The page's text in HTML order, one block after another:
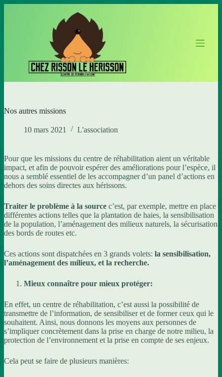
c
e
Nos autres missions
10 mars 2021 L'association
Pour que les missions du centre de réhabilitation aient un véritable
impact, et afin de pouvoir espérer des améliorations pour l’espèce, il
nous a semblé essentiel de les accompagner d’un panel d’actions en
dehors des soins directes aux hérissons.
Traiter le problème à la source c’est, par exemple, mettre en place
différentes actions telles que la plantation de haies, la sensibilisation
de la population, l’aménagement des milieux naturels, la sécurisation
des bords de routes etc.
Ces actions sont dispatchées en 3 grands volets: la sensibilisation,
l’aménagement des milieux, et la recherche.
Mieux connaître pour mieux protéger:
En effet, un centre de réhabilitation, c’est aussi la possibilité de
transmettre de l’information, de sensibiliser et de former ceux qui le
souhaitent. Ainsi, nous donnons les moyens aux personnes de
s’impliquer concrètement dans la prise en charge de notre milieu, la
protection de l’environnement et la prise en compte de ses enjeux.
Cela peut se faire de plusieurs manières: